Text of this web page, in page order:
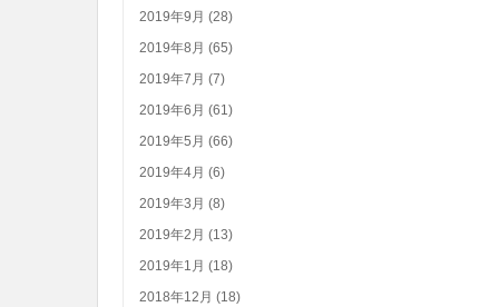
2019年9月 (28)
2019年8月 (65)
2019年7月 (7)
2019年6月 (61)
2019年5月 (66)
2019年4月 (6)
2019年3月 (8)
2019年2月 (13)
2019年1月 (18)
2018年12月 (18)